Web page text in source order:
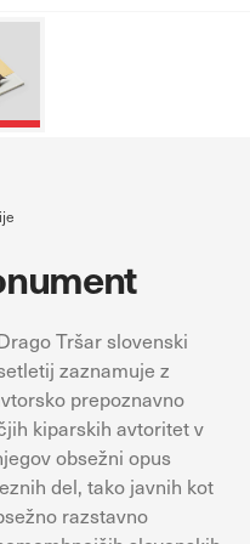
Tršar slovenski
zaznamuje z
prepoznavno
kiparskih avtoritet v
obsežni opus
del, tako javnih kot
razstavno
so nastavljeni samo kot
zahtev, na primer
obrazcev. Na voljo
te piškotke ali vas opozori
mesta ne bodo
spletnega mesta. Z
in najmanj priljubljena,
po spletnem mestu.
in anonimni. Če
vedeli, kdaj ste
partnerji. Partnerska
za izdelavo profila